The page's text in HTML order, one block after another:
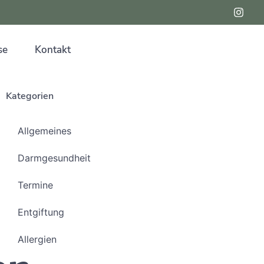
Kontakt
Kategorien
Allgemeines
Darmgesundheit
Termine
Entgiftung
Allergien